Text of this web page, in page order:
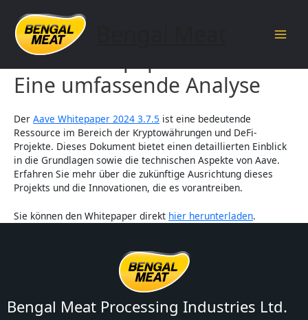
content
Aave Whitepaper 2024 3.7.5:
Eine umfassende Analyse
Der Aave Whitepaper 2024 3.7.5 ist eine bedeutende
Ressource im Bereich der Kryptowährungen und DeFi-
Projekte. Dieses Dokument bietet einen detaillierten Einblick
in die Grundlagen sowie die technischen Aspekte von Aave.
Erfahren Sie mehr über die zukünftige Ausrichtung dieses
Projekts und die Innovationen, die es vorantreiben.
Sie können den Whitepaper direkt hier herunterladen.
Bengal Meat Processing Industries Ltd.